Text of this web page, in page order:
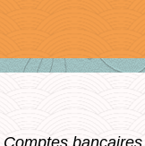
Comptes bancaires